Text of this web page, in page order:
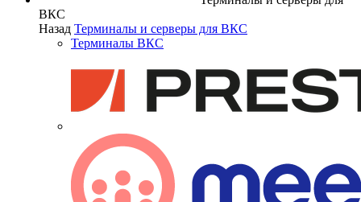
ВКС
Назад Терминалы и серверы для ВКС
Терминалы ВКС